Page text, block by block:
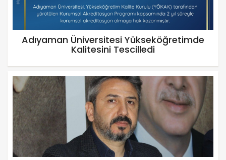
Adıyaman Üniversitesi Yükseköğretimde
Kalitesini Tescilledi